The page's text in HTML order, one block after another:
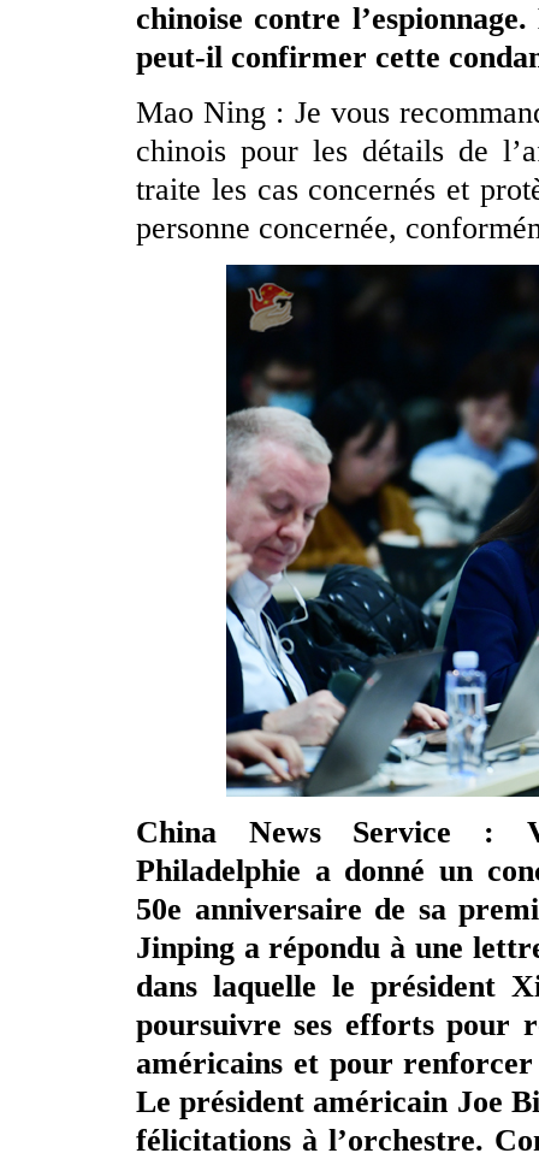
chinoise contre
peut-il confirmer cette
Mao Ning : Je vous
chinois pour les détails de
traite les cas concernés et
personne concernée,
China News Service :
Philadelphie a donné un
50e anniversaire de sa
Jinping a répondu à une
dans laquelle le président
poursuivre ses efforts pour
américains et pour renforcer
Le président américain Joe
félicitations à l’orchestre.